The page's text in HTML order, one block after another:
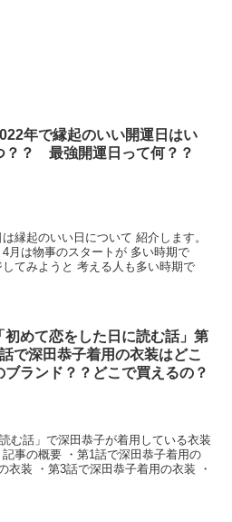
年で縁起のいい開運日はい
？？ 最強開運日って何？？
縁起のいい日について 紹介します。
月は物事のスタートが 多い時期で
てみようと 考える人も多い時期で
初めて恋をした日に読む話」第
で深田恭子着用の衣装はどこ
ブランド？？どこで買えるの？
む話」で深田恭子が着用している衣装
事の概要 ・第1話で深田恭子着用の
衣装 ・第3話で深田恭子着用の衣装 ・